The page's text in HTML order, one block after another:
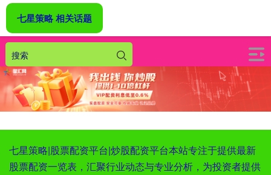
七星策略|股票配资平台|炒股配资平台本站专注于提供最新
股票配资一览表，汇聚行业动态与专业分析，为投资者提供
七星策略 相关话题